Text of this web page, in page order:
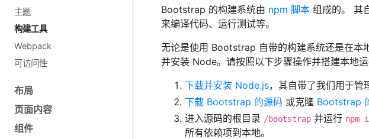
主题
构建工具
Webpack
可访问性
布局
页面内容
组件
Bootstrap 的构建系统由 npm 脚本 组成的。 其
来编译代码、运行测试等。
无论是使用 Bootstrap 自带的构建系统还是在
并安装 Node。请按照以下步骤操作并搭建本地运
下载并安装 Node.js，其自带了我们用于管
下载 Bootstrap 的源码 或克隆 Bootstrap
进入源码的根目录 /bootstrap 并运行 npm
所有依赖项到本地。